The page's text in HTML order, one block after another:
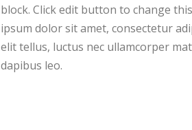
block. Click edit button to change
ipsum dolor sit amet, consectetur
elit tellus, luctus nec ullamcorper
dapibus leo.